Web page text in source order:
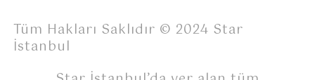
Tüm Hakları Saklıdır © 2024 Star
İstanbul